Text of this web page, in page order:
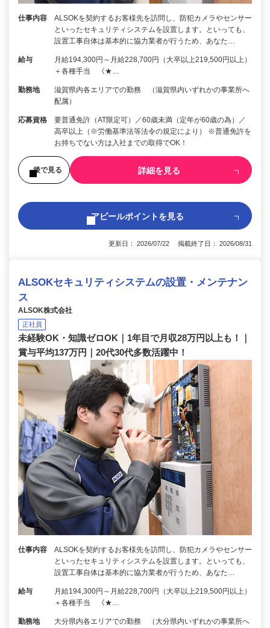
仕事内容
ALSOKを契約するお客様先を訪問し、防犯カメラやセンサー
といったセキュリティシステムを設置します。といっても、
設置工事自体は基本的に協力業者が行うため、あなた…
給与
月給194,300円～月給228,700円（大卒以上219,500円以上）
＋各種手当 《★…
勤務地
滋賀県内各エリアでの勤務 （滋賀県内いずれかの事業所へ
配属）
応募資格
要普通免許（AT限定可）／60歳未満（定年が60歳の為）／
高卒以上（※労働基準法等法令の規定により） ※普通免許を
お持ちでない方は入社までの取得でOK！
後で見る 詳細を見る
アピールポイントを見る
更新日： 2026/07/22 掲載終了日： 2026/08/31
ALSOKセキュリティシステムの設置・メンテナン
ス
ALSOK株式会社
正社員
未経験OK・知識ゼロOK｜1年目で月収28万円以上も！｜
賞与平均137万円｜20代30代多数活躍中！
仕事内容
ALSOKを契約するお客様先を訪問し、防犯カメラやセンサー
といったセキュリティシステムを設置します。といっても、
設置工事自体は基本的に協力業者が行うため、あなた…
給与
月給194,300円～月給228,700円（大卒以上219,500円以上）
＋各種手当 《★…
勤務地
大分県内各エリアでの勤務 （大分県内いずれかの事業所へ